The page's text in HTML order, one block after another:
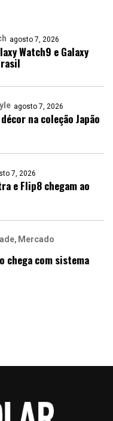
agosto 7, 2026
Watch9 e Galaxy
agosto 7, 2026
na coleção Japão
7, 2026
e Flip8 chegam ao
Mercado
chega com sistema